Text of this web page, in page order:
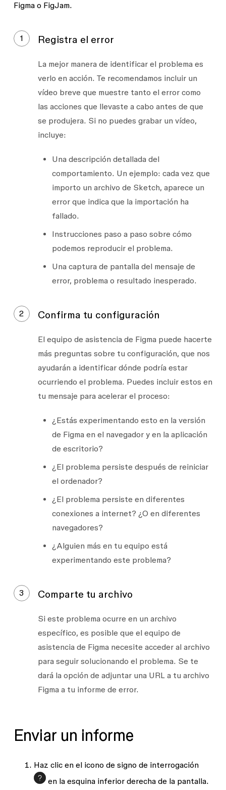
Figma o FigJam.
1 Registra el error
La mejor manera de identificar el problema es
verlo en acción. Te recomendamos incluir un
vídeo breve que muestre tanto el error como
las acciones que llevaste a cabo antes de que
se produjera. Si no puedes grabar un vídeo,
incluye:
Una descripción detallada del
comportamiento. Un ejemplo: cada vez que
importo un archivo de Sketch, aparece un
error que indica que la importación ha
fallado.
Instrucciones paso a paso sobre cómo
podemos reproducir el problema.
Una captura de pantalla del mensaje de
error, problema o resultado inesperado.
2 Confirma tu configuración
El equipo de asistencia de Figma puede hacerte
más preguntas sobre tu configuración, que nos
ayudarán a identificar dónde podría estar
ocurriendo el problema. Puedes incluir estos en
tu mensaje para acelerar el proceso:
¿Estás experimentando esto en la versión
de Figma en el navegador y en la aplicación
de escritorio?
¿El problema persiste después de reiniciar
el ordenador?
¿El problema persiste en diferentes
conexiones a internet? ¿O en diferentes
navegadores?
¿Alguien más en tu equipo está
experimentando este problema?
3 Comparte tu archivo
Si este problema ocurre en un archivo
específico, es posible que el equipo de
asistencia de Figma necesite acceder al archivo
para seguir solucionando el problema. Se te
dará la opción de adjuntar una URL a tu archivo
Figma a tu informe de error.
Enviar un informe
Haz clic en el icono de signo de interrogación
en la esquina inferior derecha de la pantalla.